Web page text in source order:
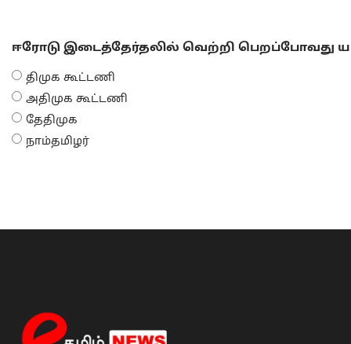
ஈரோடு இடைத்தேர்தலில் வெற்றி பெறப்போவது
திமுக கூட்டணி
அதிமுக கூட்டணி
தேதிமுக
நாம்தமிழர்